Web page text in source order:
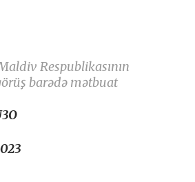
Respublikasının
barədə mətbuat